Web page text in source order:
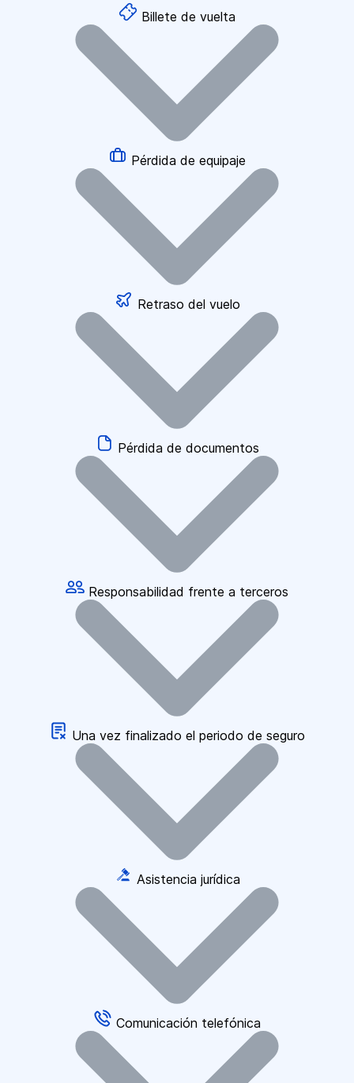
Billete de vuelta
Pérdida de equipaje
Retraso del vuelo
Pérdida de documentos
Responsabilidad frente a terceros
Una vez finalizado el periodo de seguro
Asistencia jurídica
Comunicación telefónica